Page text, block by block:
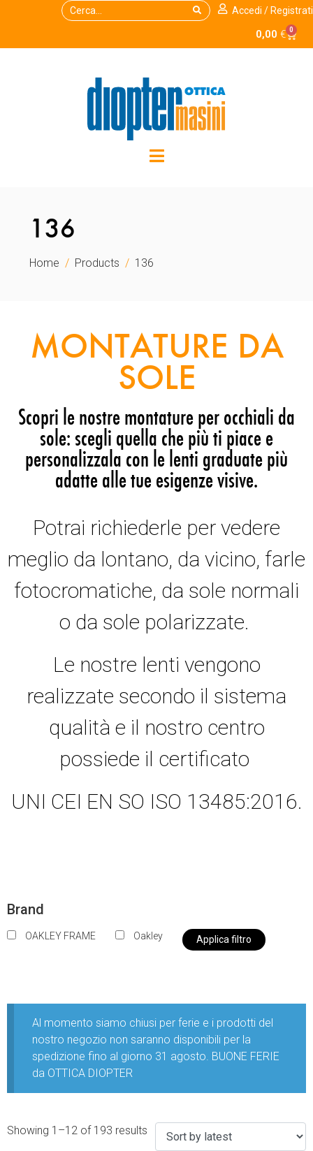
Accedi / Registrati
0,00 € 0
136
Home Products 136
MONTATURE DA
SOLE
Scopri le nostre montature per occhiali da
sole: scegli quella che più ti piace e
personalizzala con le lenti graduate più
adatte alle tue esigenze visive.
Potrai richiederle per vedere
meglio da lontano, da vicino, farle
fotocromatiche, da sole normali
o da sole polarizzate.
Le nostre lenti vengono
realizzate secondo il sistema
qualità e il nostro centro
possiede il certificato
UNI CEI EN SO ISO 13485:2016.
Brand
OAKLEY FRAME Oakley Applica filtro
Al momento siamo chiusi per ferie e i prodotti del
nostro negozio non saranno disponibili per la
spedizione fino al giorno 31 agosto. BUONE FERIE
da OTTICA DIOPTER
Showing 1–12 of 193 results